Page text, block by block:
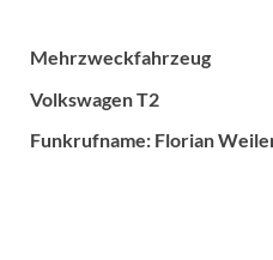
Mehrzweckfahrzeug
Volkswagen T2
Funkrufname: Florian